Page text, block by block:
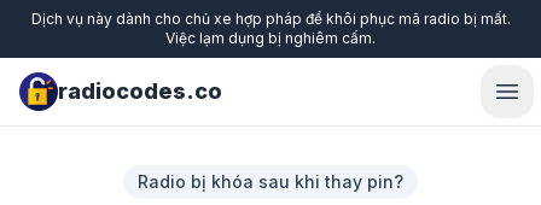
Dịch vụ này dành cho chủ xe hợp pháp để khôi phục mã radio bị mất.
Việc lạm dụng bị nghiêm cấm.
radiocodes.co
Radio bị khóa sau khi thay pin?